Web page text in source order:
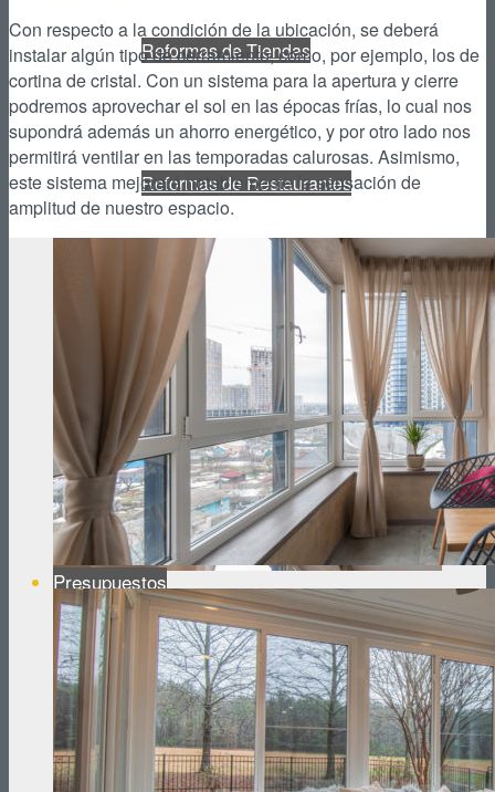
Reformas de Tiendas
Reformas de Restaurantes
Reformas de Cafeterías
Reformas de Oficinas
Presupuestos
¿Cuánto cuesta Reformar un Piso?
Con respecto a la condición de la ubicación, se deberá
instalar algún tipo de cerramiento, como, por ejemplo, los de
cortina de cristal. Con un sistema para la apertura y cierre
podremos aprovechar el sol en las épocas frías, lo cual nos
supondrá además un ahorro energético, y por otro lado nos
permitirá ventilar en las temporadas calurosas. Asimismo,
este sistema mejorará notablemente la sensación de
amplitud de nuestro espacio.